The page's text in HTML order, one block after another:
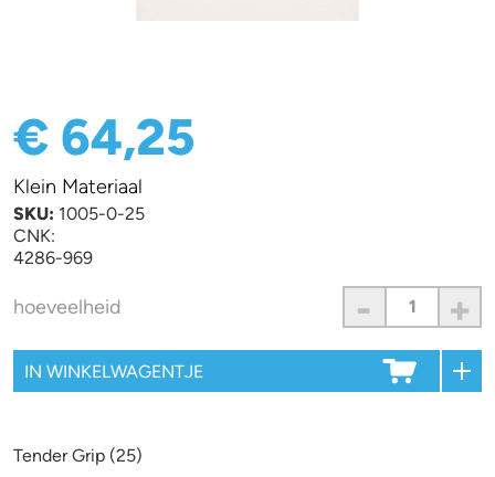
€ 64,25
Klein Materiaal
SKU: 1005-0-25
CNK:
4286-969
hoeveelheid - +
Tender Grip (25)